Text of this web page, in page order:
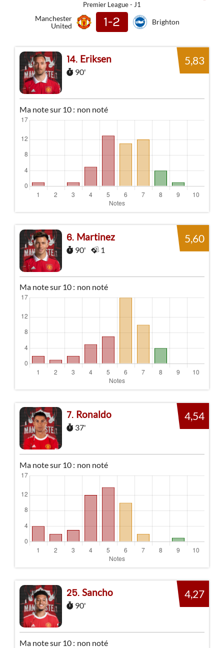
Premier League - J1
Manchester
United
1-2 Brighton
14 Eriksen
90'
5,83
Ma note sur 10 : non noté
6 Martinez
90' 1
5,60
Ma note sur 10 : non noté
7 Ronaldo
37'
4,54
Ma note sur 10 : non noté
25 Sancho
90'
4,27
Ma note sur 10 : non noté